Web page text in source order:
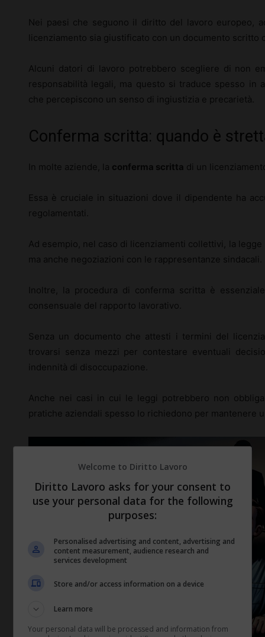
Nei paesi che seguono il diritto del lavoro europeo,
licenziamento sia giustificato con un documento
Alcuni datori di lavoro potrebbero scegliere di non
responsabilità legali, ma questo si traduce spesso in
che percepiscono un senso di ingiustizia e precarietà.
Conferma scritta: quando è
In molte aziende, la conferma scritta di un
Essa è cruciale in situazioni dove il dipendente ha
regolamentati.
Ad esempio, nel caso di licenziamenti collettivi, la
ma anche negoziazioni con le rappresentanze sindacali.
Inoltre, la procedura di conferma scritta è
consensuale del rapporto lavorativo.
Senza un documento che attesti i termini del
trovarsi senza mezzi per contestare eventuali
indennità di disoccupazione.
Anche nei casi in cui le leggi potrebbero non
pratiche aziendali spesso lo richiedono per mantenere
Welcome to Diritto Lavoro
Diritto Lavoro asks for your consent to
use your personal data for the following
purposes:
Personalised advertising and content, advertising and
content measurement, audience research and
services development
Store and/or access information on a device
Learn more
Your personal data will be processed and information from